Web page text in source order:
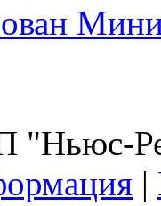
"Ньюс-
|